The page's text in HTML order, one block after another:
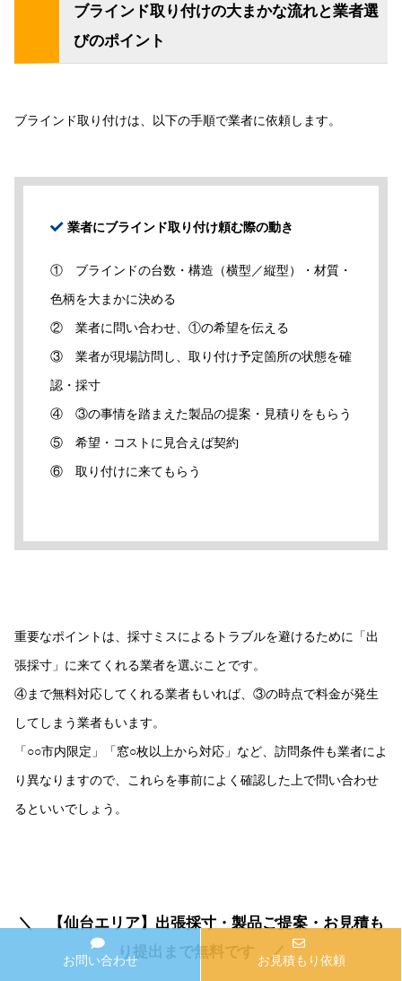
お問い合わせ お見積もり依頼
ブラインド取り付けの大まかな流れと業者選
びのポイント
ブラインド取り付けは、以下の手順で業者に依頼します。
業者にブラインド取り付け頼む際の動き
① ブラインドの台数・構造（横型／縦型）・材質・
色柄を大まかに決める
② 業者に問い合わせ、①の希望を伝える
③ 業者が現場訪問し、取り付け予定箇所の状態を確
認・採寸
④ ③の事情を踏まえた製品の提案・見積りをもらう
⑤ 希望・コストに見合えば契約
⑥ 取り付けに来てもらう
重要なポイントは、採寸ミスによるトラブルを避けるために「出
張採寸」に来てくれる業者を選ぶことです。
④まで無料対応してくれる業者もいれば、③の時点で料金が発生
してしまう業者もいます。
「○○市内限定」「窓○枚以上から対応」など、訪問条件も業者によ
り異なりますので、これらを事前によく確認した上で問い合わせ
るといいでしょう。
＼ 【仙台エリア】出張採寸・製品ご提案・お見積も
り提出まで無料です ／